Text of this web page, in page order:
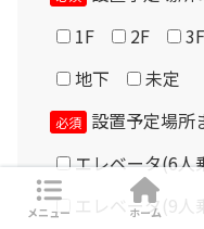
1F
2F 3F
地下
未定
必須 設置予定場所
エレベータ(6人
エレベータ(9人
メニュー ホーム